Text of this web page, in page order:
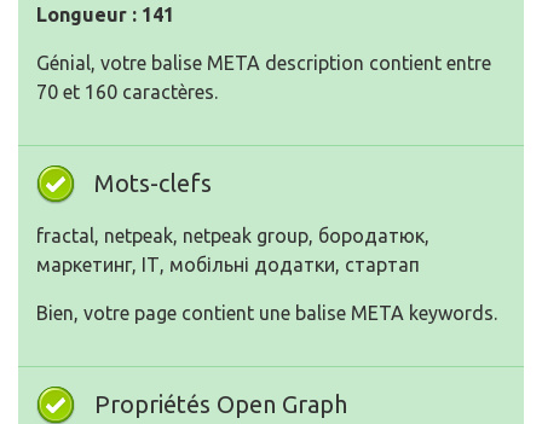
Longueur : 141
Génial, votre balise META description contient entre
70 et 160 caractères.
Mots-clefs
fractal, netpeak, netpeak group, бородатюк,
маркетинг, ІТ, мобільні додатки, стартап
Bien, votre page contient une balise META keywords.
Propriétés Open Graph